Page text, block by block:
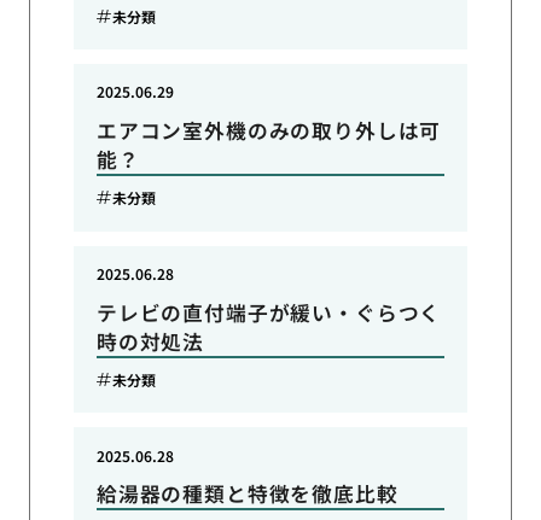
未分類
エアコン室外機のみの取り外しは可
能？
2025.06.29
未分類
テレビの直付端子が緩い・ぐらつく
時の対処法
2025.06.28
未分類
給湯器の種類と特徴を徹底比較
2025.06.28